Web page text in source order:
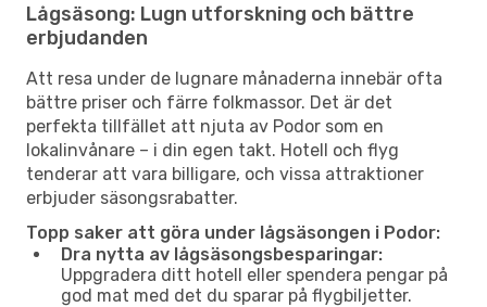
Lågsäsong: Lugn utforskning och bättre
erbjudanden
Att resa under de lugnare månaderna innebär ofta
bättre priser och färre folkmassor. Det är det
perfekta tillfället att njuta av Podor som en
lokalinvånare – i din egen takt. Hotell och flyg
tenderar att vara billigare, och vissa attraktioner
erbjuder säsongsrabatter.
Topp saker att göra under lågsäsongen i Podor:
Dra nytta av lågsäsongsbesparingar:
Uppgradera ditt hotell eller spendera pengar på
god mat med det du sparar på flygbiljetter.